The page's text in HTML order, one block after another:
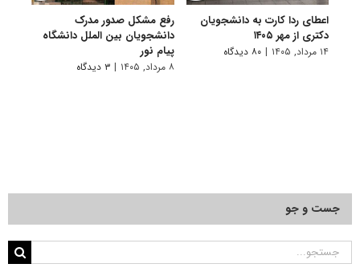
اعطای ردا کارت به دانشجویان
دکتری از مهر ۱۴۰۵
۱۴ مرداد, ۱۴۰۵ | ۸۰ دیدگاه
رفع مشکل صدور مدرک
دانشجویان بین الملل دانشگاه
پیام نور
۸ مرداد, ۱۴۰۵ | ۳ دیدگاه
جست و جو
جستجو